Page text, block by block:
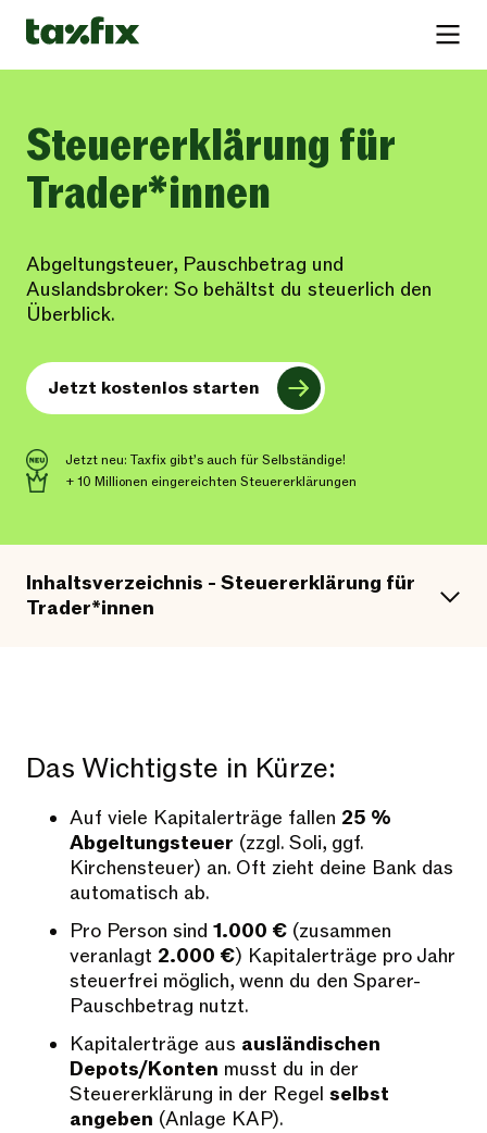
Steuererklärung für
Trader*innen
Abgeltungsteuer, Pauschbetrag und
Auslandsbroker: So behältst du steuerlich den
Überblick.
Jetzt kostenlos starten
Jetzt neu: Taxfix gibt’s auch für Selbständige!
+ 10 Millionen eingereichten Steuererklärungen
Inhaltsverzeichnis - Steuererklärung für
Trader*innen
Das Wichtigste in Kürze:
Auf viele Kapitalerträge fallen 25 %
Abgeltungsteuer (zzgl. Soli, ggf.
Kirchensteuer) an. Oft zieht deine Bank das
automatisch ab.
Pro Person sind 1.000 € (zusammen
veranlagt 2.000 €) Kapitalerträge pro Jahr
steuerfrei möglich, wenn du den Sparer-
Pauschbetrag nutzt.
Kapitalerträge aus ausländischen
Depots/Konten musst du in der
Steuererklärung in der Regel selbst
angeben (Anlage KAP).